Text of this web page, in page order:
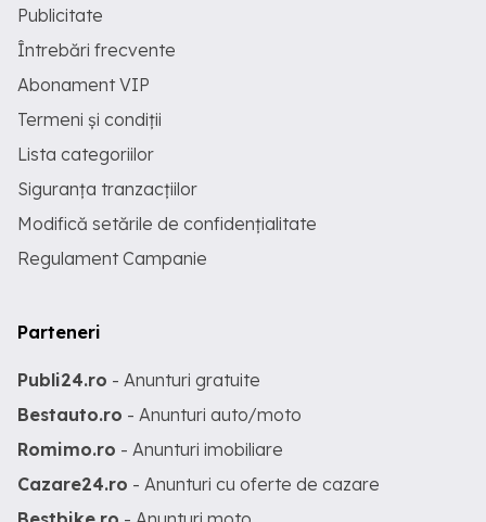
Publicitate
Întrebări frecvente
Abonament VIP
Termeni și condiții
Lista categoriilor
Siguranța tranzacțiilor
Modifică setările de confidențialitate
Regulament Campanie
Parteneri
Publi24.ro - Anunturi gratuite
Bestauto.ro - Anunturi auto/moto
Romimo.ro - Anunturi imobiliare
Cazare24.ro - Anunturi cu oferte de cazare